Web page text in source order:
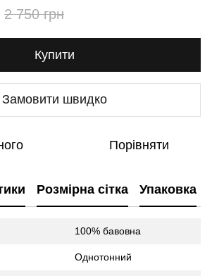
2 750 грн
Купити
Замовити швидко
Порівняти
Розмірна сітка Упаковка
100% бавовна
Однотонний